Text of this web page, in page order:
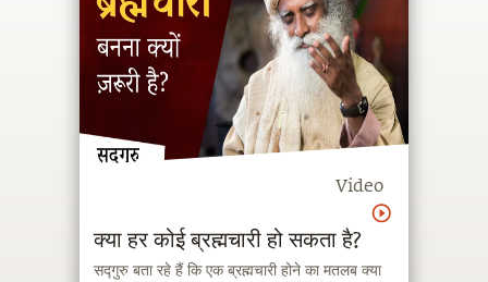
Video
क्या हर कोई ब्रह्मचारी हो सकता है?
सद्गुरु बता रहे हैं कि एक ब्रह्मचारी होने का मतलब क्या